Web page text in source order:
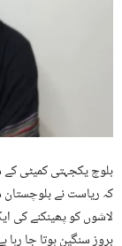
بلوچ یکجہتی کمیٹی کے
کہ ریاست نے بلوچستان
لاشوں کو پھینکنے کی
بروز سنگین ہوتا جا